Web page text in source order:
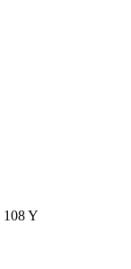
108 Y